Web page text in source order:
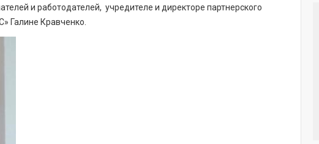
и работодателей, учредителе и директоре партнерского
Галине Кравченко.